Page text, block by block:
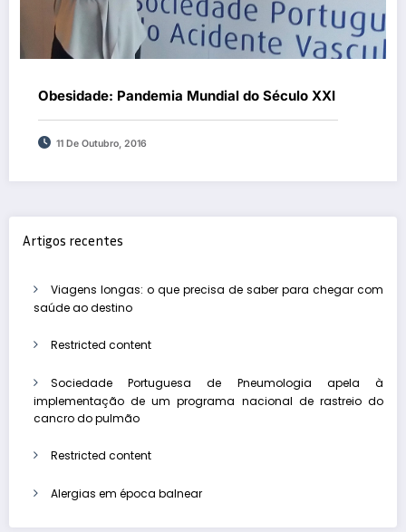
Obesidade: Pandemia Mundial do Século XXI
11 De Outubro, 2016
Artigos recentes
Viagens longas: o que precisa de saber para chegar com
saúde ao destino
Restricted content
Sociedade Portuguesa de Pneumologia apela à
implementação de um programa nacional de rastreio do
cancro do pulmão
Restricted content
Alergias em época balnear